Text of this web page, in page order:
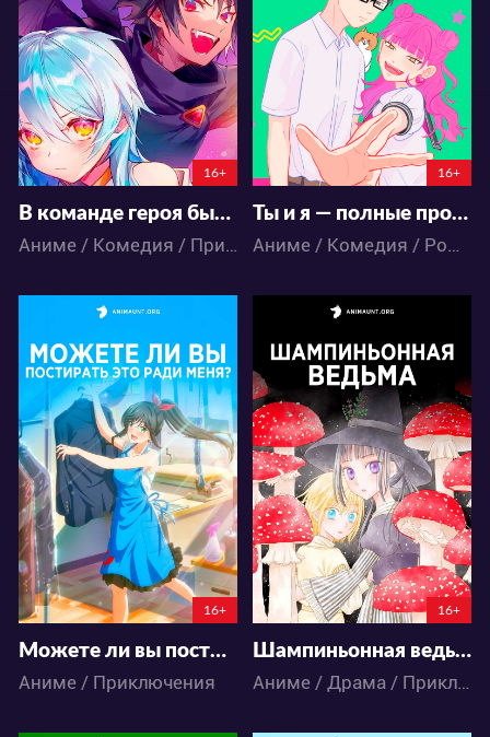
80 31
16+
В команде героя была милая девушка, так что я признался ей
Аниме / Комедия / Приключения / Романтика / Фэнтези
23
16+
Ты и я — полные противоположности
Аниме / Комедия / Романтика / Сёнэн / Школа
19422
93 42
16+
Можете ли вы постирать это ради меня?
Аниме / Приключения
13858
103 48
16+
Шампиньонная ведьма
Аниме / Драма / Приключения / Романтика / Фэнтези